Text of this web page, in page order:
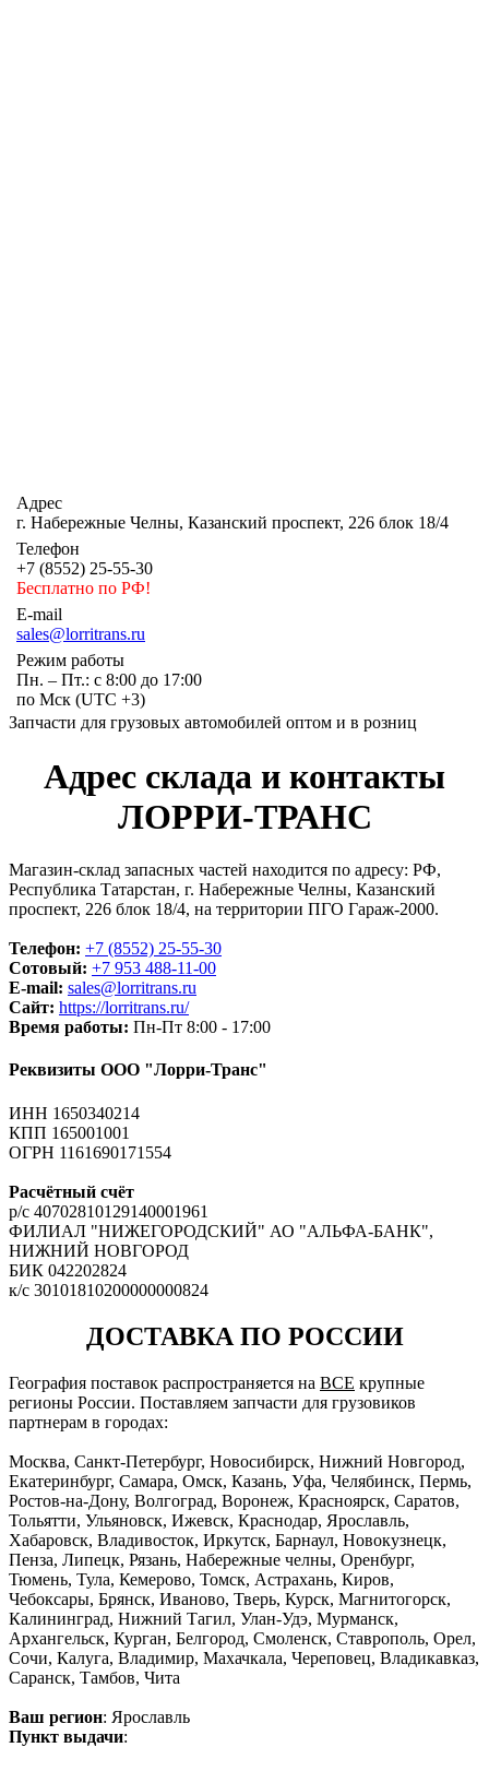
Адрес
г. Набережные Челны, Казанский проспект, 226 блок 18/4
Телефон
+7 (8552) 25-55-30
Бесплатно по РФ!
E-mail
sales@lorritrans.ru
Режим работы
Пн. – Пт.: с 8:00 до 17:00
по Мск (UTC +3)
Запчасти для грузовых автомобилей оптом и в розниц
Адрес склада и контакты
ЛОРРИ-ТРАНС
Магазин-склад запасных частей находится по адресу: РФ,
Республика Татарстан, г. Набережные Челны, Казанский
проспект, 226 блок 18/4, на территории ПГО Гараж-2000.
Телефон: +7 (8552) 25-55-30
Сотовый: +7 953 488-11-00
E-mail: sales@lorritrans.ru
Сайт: https://lorritrans.ru/
Время работы: Пн-Пт 8:00 - 17:00
Реквизиты ООО "Лорри-Транс"
ИНН 1650340214
КПП 165001001
ОГРН 1161690171554
Расчётный счёт
р/c 40702810129140001961
ФИЛИАЛ "НИЖЕГОРОДСКИЙ" АО "АЛЬФА-БАНК",
НИЖНИЙ НОВГОРОД
БИК 042202824
к/c 30101810200000000824
ДОСТАВКА ПО РОССИИ
География поставок распространяется на ВСЕ крупные
регионы России. Поставляем запчасти для грузовиков
партнерам в городах:
Москва, Санкт-Петербург, Новосибирск, Нижний Новгород,
Екатеринбург, Самара, Омск, Казань, Уфа, Челябинск, Пермь,
Ростов-на-Дону, Волгоград, Воронеж, Красноярск, Саратов,
Тольятти, Ульяновск, Ижевск, Краснодар, Ярославль,
Хабаровск, Владивосток, Иркутск, Барнаул, Новокузнецк,
Пенза, Липецк, Рязань, Набережные челны, Оренбург,
Тюмень, Тула, Кемерово, Томск, Астрахань, Киров,
Чебоксары, Брянск, Иваново, Тверь, Курск, Магнитогорск,
Калининград, Нижний Тагил, Улан-Удэ, Мурманск,
Архангельск, Курган, Белгород, Смоленск, Ставрополь, Орел,
Сочи, Калуга, Владимир, Махачкала, Череповец, Владикавказ,
Саранск, Тамбов, Чита
Ваш регион: Ярославль
Пункт выдачи: